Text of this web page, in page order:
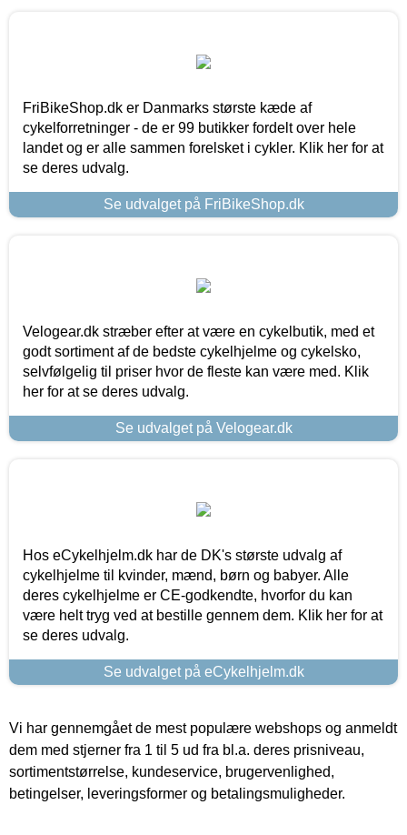
FriBikeShop.dk er Danmarks største kæde af
cykelforretninger - de er 99 butikker fordelt over hele
landet og er alle sammen forelsket i cykler. Klik her for at
se deres udvalg.
Se udvalget på FriBikeShop.dk
Velogear.dk stræber efter at være en cykelbutik, med et
godt sortiment af de bedste cykelhjelme og cykelsko,
selvfølgelig til priser hvor de fleste kan være med. Klik
her for at se deres udvalg.
Se udvalget på Velogear.dk
Hos eCykelhjelm.dk har de DK's største udvalg af
cykelhjelme til kvinder, mænd, børn og babyer. Alle
deres cykelhjelme er CE-godkendte, hvorfor du kan
være helt tryg ved at bestille gennem dem. Klik her for at
se deres udvalg.
Se udvalget på eCykelhjelm.dk
Vi har gennemgået de mest populære webshops og anmeldt
dem med stjerner fra 1 til 5 ud fra bl.a. deres prisniveau,
sortimentstørrelse, kundeservice, brugervenlighed,
betingelser, leveringsformer og betalingsmuligheder.